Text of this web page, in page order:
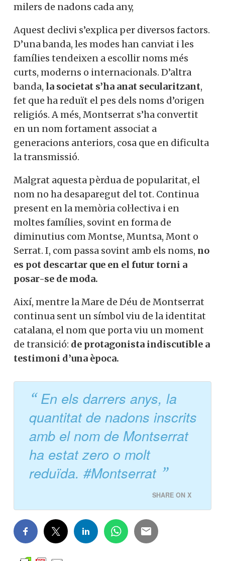
milers de nadons cada any,
Aquest declivi s’explica per diversos factors.
D’una banda, les modes han canviat i les
famílies tendeixen a escollir noms més
curts, moderns o internacionals. D’altra
banda, la societat s’ha anat secularitzant,
fet que ha reduït el pes dels noms d’origen
religiós. A més, Montserrat s’ha convertit
en un nom fortament associat a
generacions anteriors, cosa que en dificulta
la transmissió.
Malgrat aquesta pèrdua de popularitat, el
nom no ha desaparegut del tot. Continua
present en la memòria col·lectiva i en
moltes famílies, sovint en forma de
diminutius com Montse, Muntsa, Mont o
Serrat. I, com passa sovint amb els noms, no
es pot descartar que en el futur torni a
posar-se de moda.
Així, mentre la Mare de Déu de Montserrat
continua sent un símbol viu de la identitat
catalana, el nom que porta viu un moment
de transició: de protagonista indiscutible a
testimoni d’una època.
En els darrers anys, la
quantitat de nadons inscrits
amb el nom de Montserrat
ha estat zero o molt
reduïda. #Montserrat
SHARE ON X